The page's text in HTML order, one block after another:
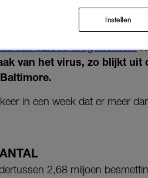
van het
van 52.898 toegenomen.
van het virus, zo blijkt
in een week dat er meer
2,68 miljoen
Instellen